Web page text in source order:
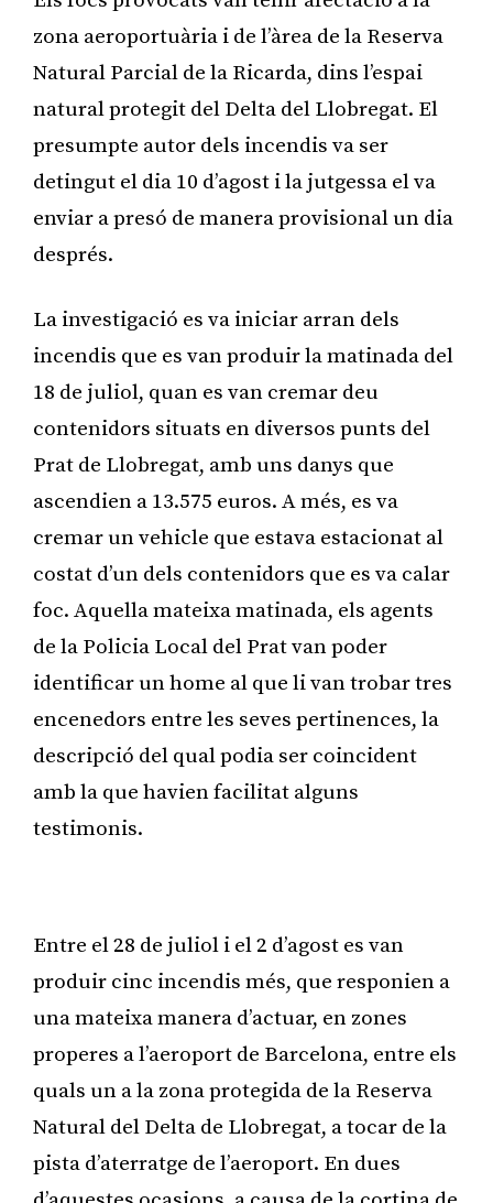
zona aeroportuària i de l’àrea de la Reserva
Natural Parcial de la Ricarda, dins l’espai
natural protegit del Delta del Llobregat. El
presumpte autor dels incendis va ser
detingut el dia 10 d’agost i la jutgessa el va
enviar a presó de manera provisional un dia
després.
La investigació es va iniciar arran dels
incendis que es van produir la matinada del
18 de juliol, quan es van cremar deu
contenidors situats en diversos punts del
Prat de Llobregat, amb uns danys que
ascendien a 13.575 euros. A més, es va
cremar un vehicle que estava estacionat al
costat d’un dels contenidors que es va calar
foc. Aquella mateixa matinada, els agents
de la Policia Local del Prat van poder
identificar un home al que li van trobar tres
encenedors entre les seves pertinences, la
descripció del qual podia ser coincident
amb la que havien facilitat alguns
testimonis.
Entre el 28 de juliol i el 2 d’agost es van
produir cinc incendis més, que responien a
una mateixa manera d’actuar, en zones
properes a l’aeroport de Barcelona, entre els
quals un a la zona protegida de la Reserva
Natural del Delta de Llobregat, a tocar de la
pista d’aterratge de l’aeroport. En dues